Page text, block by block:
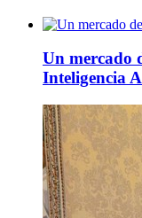
Un mercado
Inteligencia